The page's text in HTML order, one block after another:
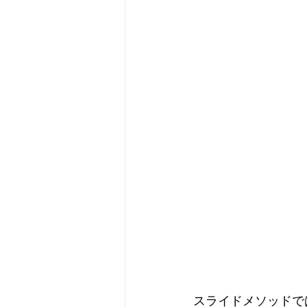
スライドメソッドで